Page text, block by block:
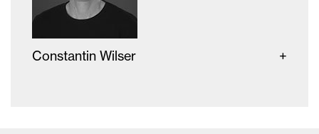
Constantin Wilser